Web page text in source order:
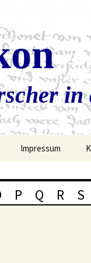
in
Impressum
P Q R S